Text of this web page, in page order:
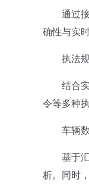
通过接
确性与实时
执法规
结合实
令等多种
车辆数
基于汇
析。同时